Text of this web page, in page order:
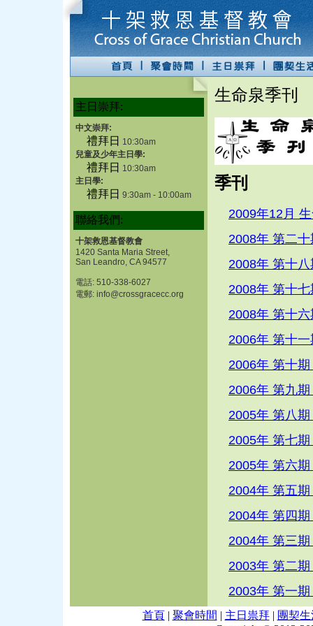
主日崇拜:
中文崇拜:
禮拜日 10:30am
兒童及少年主日學:
禮拜日 10:30am
主日學:
禮拜日 9:30am - 10:00am
聯絡我們:
十架救恩基督教會
1420 Santa Maria Street,
San Leandro, CA 94577
電話: 510-338-6027
電郵: info@crossgracecc.org
生命泉季刊
季刊
2009年12月
2008年 第二
2008年 第十
2008年 第十
2008年 第十
2006年 第十
2006年 第十
2006年 第九
2005年 第八
2005年 第七
2005年 第六
2004年 第五
2004年 第四
2004年 第三
2003年 第二
2003年 第一
首頁| 聚會時間 | 主日祟拜| 團契生